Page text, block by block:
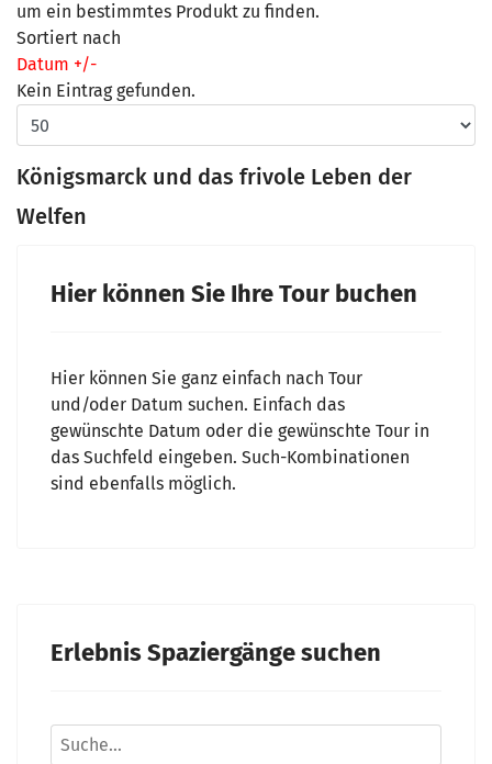
um ein bestimmtes Produkt zu finden.
Sortiert nach
Datum +/-
Kein Eintrag gefunden.
Königsmarck und das frivole Leben der
Welfen
Hier können Sie Ihre Tour buchen
Hier können Sie ganz einfach nach Tour
und/oder Datum suchen. Einfach das
gewünschte Datum oder die gewünschte Tour in
das Suchfeld eingeben. Such-Kombinationen
sind ebenfalls möglich.
Erlebnis Spaziergänge suchen